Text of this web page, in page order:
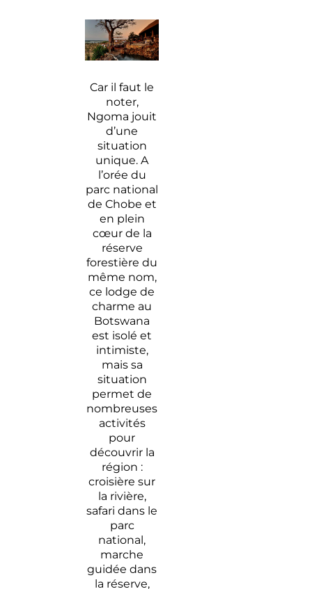
Car il faut le
noter,
Ngoma jouit
d’une
situation
unique. A
l’orée du
parc national
de Chobe et
en plein
cœur de la
réserve
forestière du
même nom,
ce lodge de
charme au
Botswana
est isolé et
intimiste,
mais sa
situation
permet de
nombreuses
activités
pour
découvrir la
région :
croisière sur
la rivière,
safari dans le
parc
national,
marche
guidée dans
la réserve,